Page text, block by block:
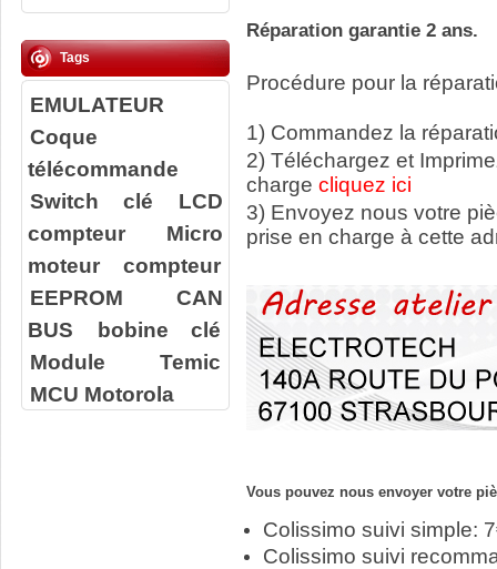
Tags
EMULATEUR
Coque
télécommande
Switch clé
LCD
compteur
Micro
moteur compteur
EEPROM
CAN
BUS
bobine clé
Module Temic
MCU Motorola
Réparation garantie 2 ans.
Procédure pour la
1) Commandez la
2) Téléchargez et
charge cliquez ici
3) Envoyez nous votre
prise en charge à cette
Vous pouvez nous envoyer votre
Colissimo suivi simple:
Colissimo suivi